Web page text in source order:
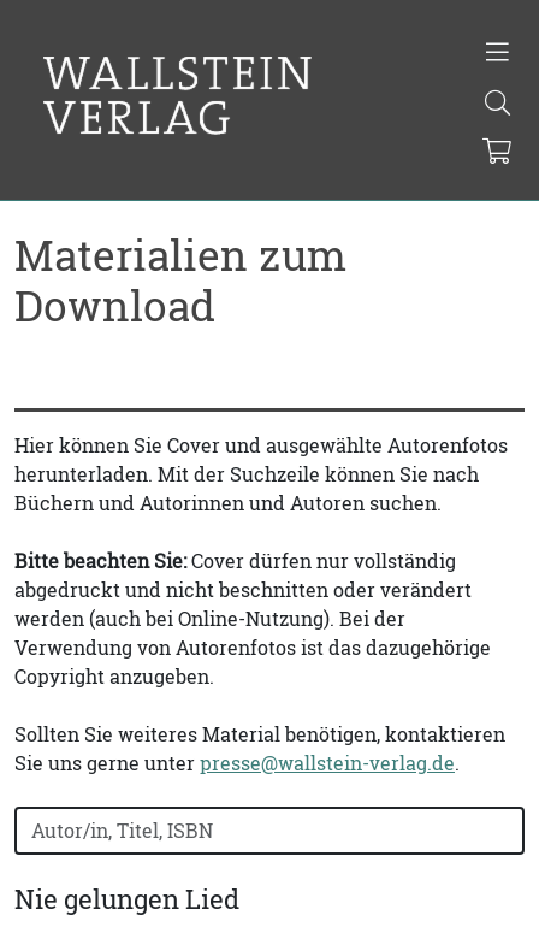
Materialien zum
Download
Hier können Sie Cover und ausgewählte Autorenfotos
herunterladen. Mit der Suchzeile können Sie nach
Büchern und Autorinnen und Autoren suchen.
Bitte beachten Sie:Cover dürfen nur vollständig
abgedruckt und nicht beschnitten oder verändert
werden (auch bei Online-Nutzung). Bei der
Verwendung von Autorenfotos ist das dazugehörige
Copyright anzugeben.
Sollten Sie weiteres Material benötigen, kontaktieren
Sie uns gerne unterpresse@wallstein-verlag.de.
Bücher nach Buchtitel, Autorennamen oder ISBN
Nie gelungen Lied